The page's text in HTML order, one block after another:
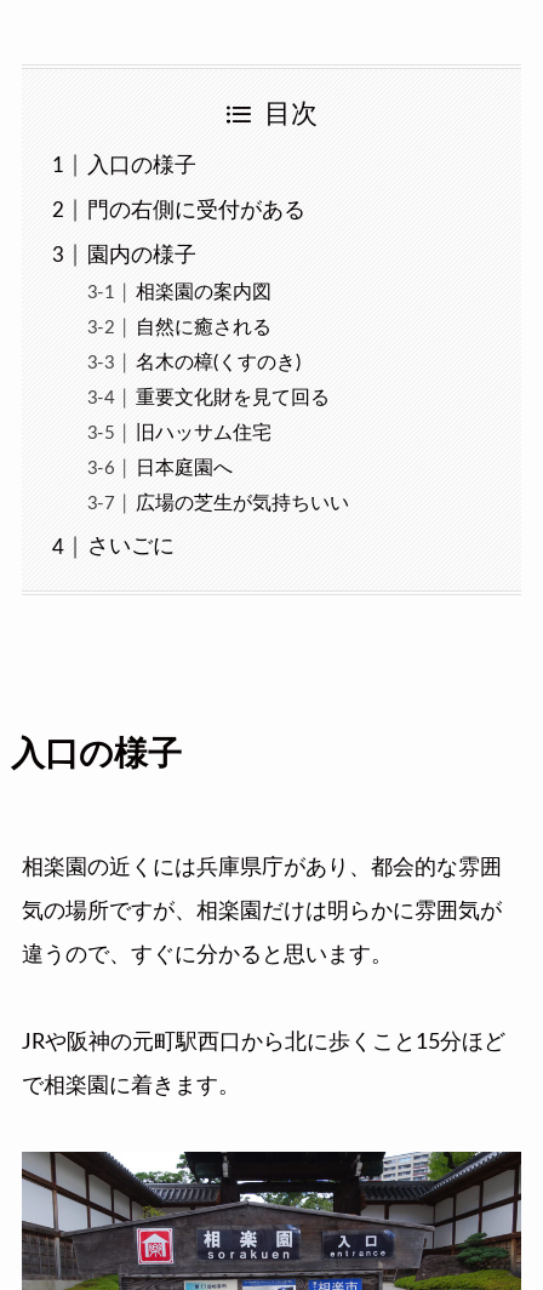
目次
入口の様子
門の右側に受付がある
園内の様子
相楽園の案内図
自然に癒される
名木の樟(くすのき)
重要文化財を見て回る
旧ハッサム住宅
日本庭園へ
広場の芝生が気持ちいい
さいごに
入口の様子
相楽園の近くには兵庫県庁があり、都会的な雰囲
気の場所ですが、相楽園だけは明らかに雰囲気が
違うので、すぐに分かると思います。
JRや阪神の元町駅西口から北に歩くこと15分ほど
で相楽園に着きます。